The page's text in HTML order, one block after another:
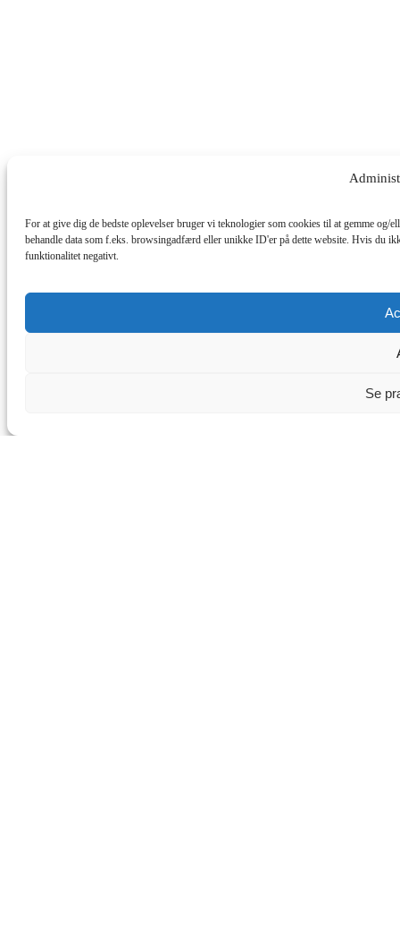
For at give dig de bedste oplevelser bruger vi teknologier som cookies til at gemme
behandle data som f.eks. browsingadfærd eller unikke ID'er på dette website. Hvis du
funktionalitet negativt.
Se